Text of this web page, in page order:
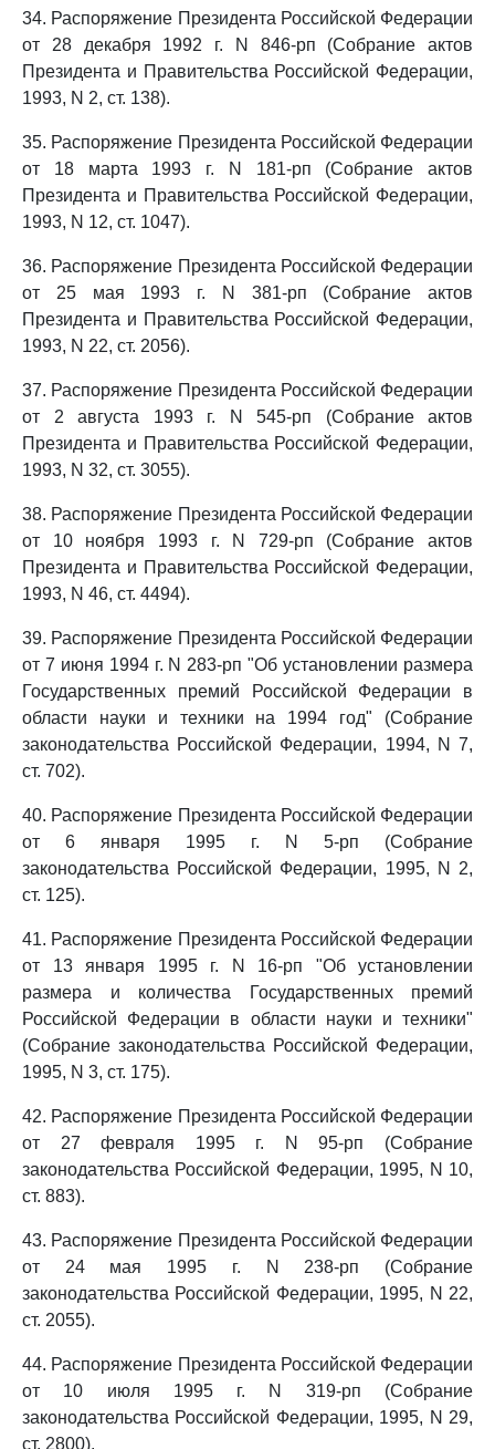
34. Распоряжение Президента Российской Федерации
от 28 декабря 1992 г. N 846-рп (Собрание актов
Президента и Правительства Российской Федерации,
1993, N 2, ст. 138).
35. Распоряжение Президента Российской Федерации
от 18 марта 1993 г. N 181-рп (Собрание актов
Президента и Правительства Российской Федерации,
1993, N 12, ст. 1047).
36. Распоряжение Президента Российской Федерации
от 25 мая 1993 г. N 381-рп (Собрание актов
Президента и Правительства Российской Федерации,
1993, N 22, ст. 2056).
37. Распоряжение Президента Российской Федерации
от 2 августа 1993 г. N 545-рп (Собрание актов
Президента и Правительства Российской Федерации,
1993, N 32, ст. 3055).
38. Распоряжение Президента Российской Федерации
от 10 ноября 1993 г. N 729-рп (Собрание актов
Президента и Правительства Российской Федерации,
1993, N 46, ст. 4494).
39. Распоряжение Президента Российской Федерации
от 7 июня 1994 г. N 283-рп "Об установлении размера
Государственных премий Российской Федерации в
области науки и техники на 1994 год" (Собрание
законодательства Российской Федерации, 1994, N 7,
ст. 702).
40. Распоряжение Президента Российской Федерации
от 6 января 1995 г. N 5-рп (Собрание
законодательства Российской Федерации, 1995, N 2,
ст. 125).
41. Распоряжение Президента Российской Федерации
от 13 января 1995 г. N 16-рп "Об установлении
размера и количества Государственных премий
Российской Федерации в области науки и техники"
(Собрание законодательства Российской Федерации,
1995, N 3, ст. 175).
42. Распоряжение Президента Российской Федерации
от 27 февраля 1995 г. N 95-рп (Собрание
законодательства Российской Федерации, 1995, N 10,
ст. 883).
43. Распоряжение Президента Российской Федерации
от 24 мая 1995 г. N 238-рп (Собрание
законодательства Российской Федерации, 1995, N 22,
ст. 2055).
44. Распоряжение Президента Российской Федерации
от 10 июля 1995 г. N 319-рп (Собрание
законодательства Российской Федерации, 1995, N 29,
ст. 2800).